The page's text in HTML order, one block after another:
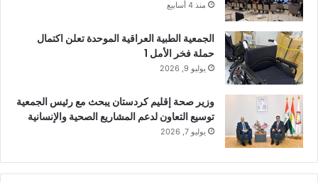
منذ 4 أسابيع
الجمعية الطبية العراقية الموحدة تعلن اكتمال
حملة فخر الأمل 1
يوليو 9, 2026
وزير صحة إقليم كردستان يبحث مع رئيس الجمعية
توسيع التعاون لدعم المشاريع الصحية والإنسانية
يوليو 7, 2026